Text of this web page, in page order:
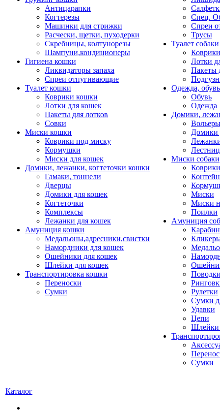
Антицарапки
Когтерезы
Машинки для стрижки
Расчески, щетки, пуходерки
Скребницы, колтунорезы
Шампуни,кондиционеры
Гигиена кошки
Ликвидаторы запаха
Спреи отпугивающие
Туалет кошки
Коврики кошки
Лотки для кошек
Пакеты для лотков
Совки
Миски кошки
Коврики под миску
Кормушки
Миски для кошек
Домики, лежанки, когтеточки кошки
Гамаки, тоннели
Дверцы
Домики для кошек
Когтеточки
Комплексы
Лежанки для кошек
Амуниция кошки
Медальоны,адресники,свистки
Намордники для кошек
Ошейники для кошек
Шлейки для кошек
Транспортировка кошки
Переноски
Сумки
Спец.
Спреи
Трусы
Туалет собаки
Коврики
Лотки
Пакеты
Одежда, обувь
Обувь
Одежда
Домики,
Домики
Миски собаки
Миски
Миски
Поилки
Амуниция
Рулетки
Сумки
Удавки
Цепи
Шлейки
Сумки
Каталог